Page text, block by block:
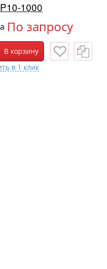
1000
По запросу
В корзину